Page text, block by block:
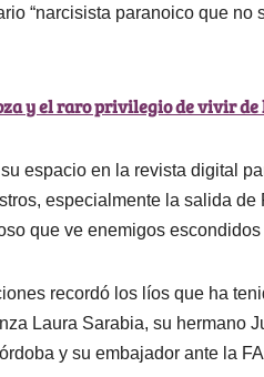
“narcisista paranoico que
y el raro privilegio de vivir de
espacio en la revista digital
especialmente la salida
que ve enemigos
recordó los líos que ha
Laura Sarabia, su hermano
y su embajador ante la